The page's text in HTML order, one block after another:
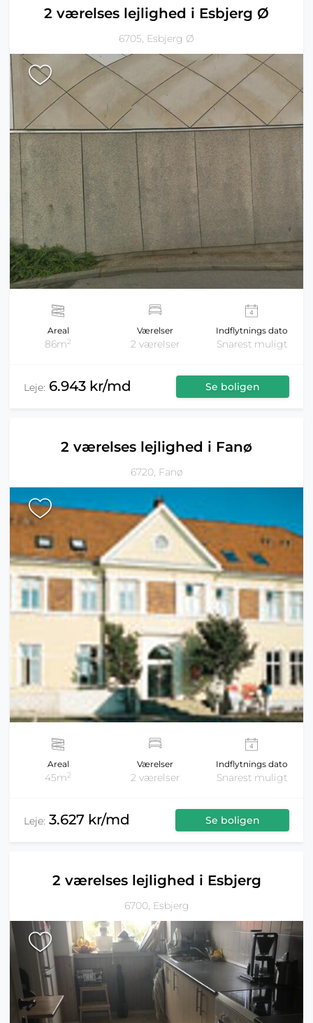
2 værelses lejlighed i Esbjerg Ø
6705, Esbjerg Ø
Areal
86m2
Værelser
2 værelser
Indflytnings dato
Snarest muligt
Leje: 6.943 kr/md Se boligen
2 værelses lejlighed i Fanø
6720, Fanø
Areal
45m2
Værelser
2 værelser
Indflytnings dato
Snarest muligt
Leje: 3.627 kr/md Se boligen
2 værelses lejlighed i Esbjerg
6700, Esbjerg